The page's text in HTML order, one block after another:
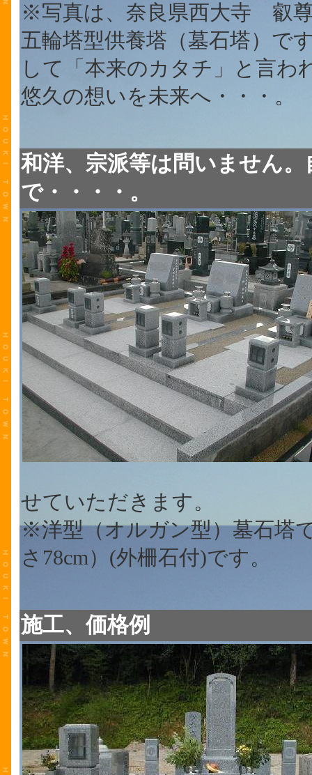
※写真は、奈良県西大寺 叡
五輪塔型供養塔（墓石塔）で
して「本来のカタチ」と言わ
悠久の想いを未来へ・・・。
和洋、宗派等は問いません
で・・・・。
せていただきます。
※洋型（オルガン型）墓石塔
さ78cm）(外柵石付)です。
施工、価格例